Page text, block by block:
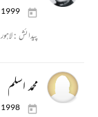
1999
پیدائش :لاہور
محمد اسلم
1998